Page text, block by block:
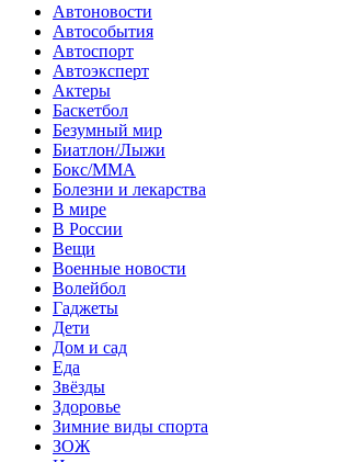
Автоновости
Автособытия
Автоспорт
Автоэксперт
Актеры
Баскетбол
Безумный мир
Биатлон/Лыжи
Бокс/MMA
Болезни и лекарства
В мире
В России
Вещи
Военные новости
Волейбол
Гаджеты
Дети
Дом и сад
Еда
Звёзды
Здоровье
Зимние виды спорта
ЗОЖ